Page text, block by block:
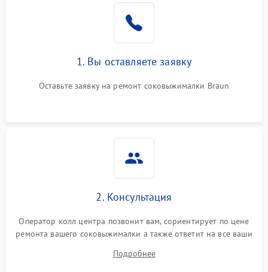
1. Вы оставляете заявку
Оставьте заявку на ремонт соковыжималки Braun
2. Консультация
Оператор колл центра позвонит вам, сориентирует по цене
ремонта вашего соковыжималки а также ответит на все ваши
Подробнее